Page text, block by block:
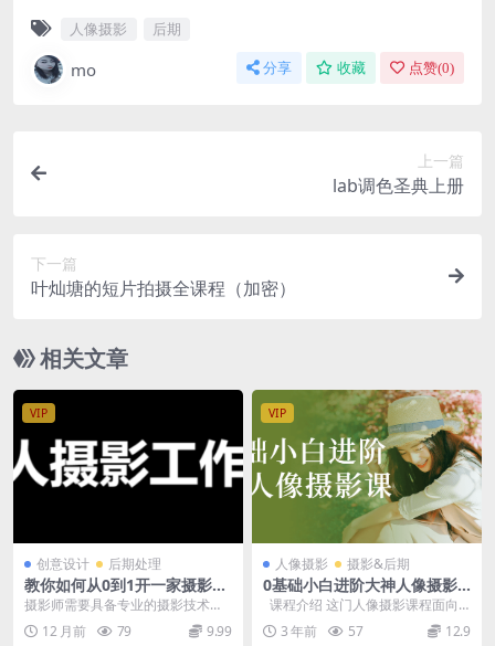
人像摄影 后期
mo 分享 收藏 点赞(0)
上一篇
lab调色圣典上册
下一篇
叶灿塘的短片拍摄全课程（加密）
相关文章
VIP
创意设计 后期处理
教你如何从0到1开一家摄影工
作室
摄影师需要具备专业的摄影技术，
包括光线控制、构图，后期制作等
方面的知识和技能。只...
12 月前 79 9.99
VIP
人像摄影 摄影&后期
0基础小白进阶大神人像摄影
课
课程介绍 这门人像摄影课程面向
零基础的新手设计，旨在帮助他们
逐步掌...
3 年前 57 12.9